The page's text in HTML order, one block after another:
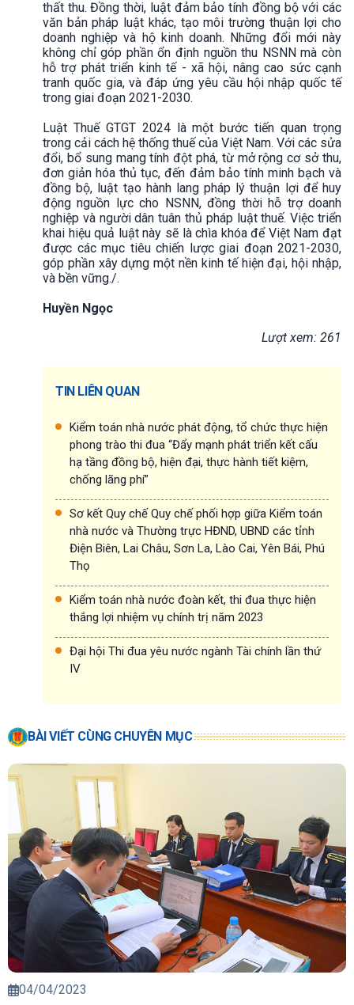
thất thu. Đồng thời, luật đảm bảo tính đồng bộ với các
văn bản pháp luật khác, tạo môi trường thuận lợi cho
doanh nghiệp và hộ kinh doanh. Những đổi mới này
không chỉ góp phần ổn định nguồn thu NSNN mà còn
hỗ trợ phát triển kinh tế - xã hội, nâng cao sức cạnh
tranh quốc gia, và đáp ứng yêu cầu hội nhập quốc tế
trong giai đoạn 2021-2030.
Luật Thuế GTGT 2024 là một bước tiến quan trọng
trong cải cách hệ thống thuế của Việt Nam. Với các sửa
đổi, bổ sung mang tính đột phá, từ mở rộng cơ sở thu,
đơn giản hóa thủ tục, đến đảm bảo tính minh bạch và
đồng bộ, luật tạo hành lang pháp lý thuận lợi để huy
động nguồn lực cho NSNN, đồng thời hỗ trợ doanh
nghiệp và người dân tuân thủ pháp luật thuế. Việc triển
khai hiệu quả luật này sẽ là chìa khóa để Việt Nam đạt
được các mục tiêu chiến lược giai đoạn 2021-2030,
góp phần xây dựng một nền kinh tế hiện đại, hội nhập,
và bền vững./.
Huyền Ngọc
Lượt xem: 261
TIN LIÊN QUAN
Kiểm toán nhà nước phát động, tổ chức thực hiện
phong trào thi đua “Đẩy mạnh phát triển kết cấu
hạ tầng đồng bộ, hiện đại, thực hành tiết kiệm,
chống lãng phí”
Sơ kết Quy chế Quy chế phối hợp giữa Kiểm toán
nhà nước và Thường trực HĐND, UBND các tỉnh
Điện Biên, Lai Châu, Sơn La, Lào Cai, Yên Bái, Phú
Thọ
Kiểm toán nhà nước đoàn kết, thi đua thực hiện
thắng lợi nhiệm vụ chính trị năm 2023
Đại hội Thi đua yêu nước ngành Tài chính lần thứ
IV
BÀI VIẾT CÙNG CHUYÊN MỤC
04/04/2023